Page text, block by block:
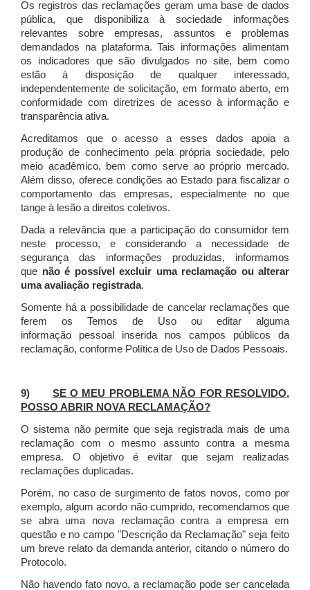
Os registros das reclamações geram uma base de dados
pública, que disponibiliza à sociedade informações
relevantes sobre empresas, assuntos e problemas
demandados na plataforma. Tais informações alimentam
os indicadores que são divulgados no site, bem como
estão à disposição de qualquer interessado,
independentemente de solicitação, em formato aberto, em
conformidade com diretrizes de acesso à informação e
transparência ativa.
Acreditamos que o acesso a esses dados apoia a
produção de conhecimento pela própria sociedade, pelo
meio acadêmico, bem como serve ao próprio mercado.
Além disso, oferece condições ao Estado para fiscalizar o
comportamento das empresas, especialmente no que
tange à lesão a direitos coletivos.
Dada a relevância que a participação do consumidor tem
neste processo, e considerando a necessidade de
segurança das informações produzidas, informamos
que não é possível excluir uma reclamação ou alterar
uma avaliação registrada.
Somente há a possibilidade de cancelar reclamações que
ferem os Temos de Uso ou editar alguma
informação pessoal inserida nos campos públicos da
reclamação, conforme Política de Uso de Dados Pessoais.
9) SE O MEU PROBLEMA NÃO FOR RESOLVIDO,
POSSO ABRIR NOVA RECLAMAÇÃO?
O sistema não permite que seja registrada mais de uma
reclamação com o mesmo assunto contra a mesma
empresa. O objetivo é evitar que sejam realizadas
reclamações duplicadas.
Porém, no caso de surgimento de fatos novos, como por
exemplo, algum acordo não cumprido, recomendamos que
se abra uma nova reclamação contra a empresa em
questão e no campo "Descrição da Reclamação" seja feito
um breve relato da demanda anterior, citando o número do
Protocolo.
Não havendo fato novo, a reclamação pode ser cancelada